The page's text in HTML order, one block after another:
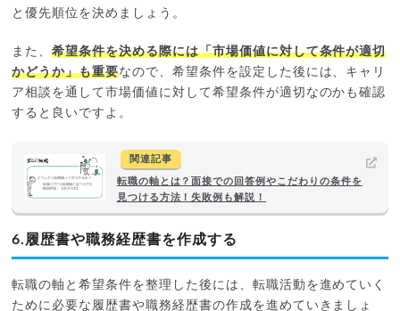
と優先順位を決めましょう。
また、希望条件を決める際には「市場価値に対して条件が適切
かどうか」も重要なので、希望条件を設定した後には、キャリ
ア相談を通して市場価値に対して希望条件が適切なのかも確認
すると良いですよ。
関連記事
転職の軸とは？面接での回答例やこだわりの条件を
見つける方法！失敗例も解説！
6.履歴書や職務経歴書を作成する
転職の軸と希望条件を整理した後には、転職活動を進めていく
ために必要な履歴書や職務経歴書の作成を進めていきましょ